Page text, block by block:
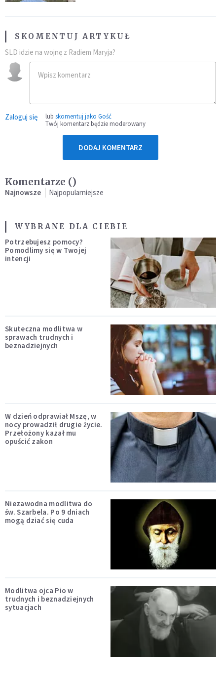
SKOMENTUJ ARTYKUŁ
SLD idzie na wojnę z Radiem Maryja?
Zaloguj się lub skomentuj jako Gość
Twój komentarz będzie moderowany
DODAJ KOMENTARZ
Komentarze ()
Najnowsze Najpopularniejsze
WYBRANE DLA CIEBIE
Potrzebujesz pomocy?
Pomodlimy się w Twojej
intencji
Skuteczna modlitwa w
sprawach trudnych i
beznadziejnych
W dzień odprawiał Mszę, w
nocy prowadził drugie życie.
Przełożony kazał mu
opuścić zakon
Niezawodna modlitwa do
św. Szarbela. Po 9 dniach
mogą dziać się cuda
Modlitwa ojca Pio w
trudnych i beznadziejnych
sytuacjach